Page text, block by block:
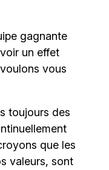
gagnante
un effet
vous
toujours des
que les
valeurs, sont